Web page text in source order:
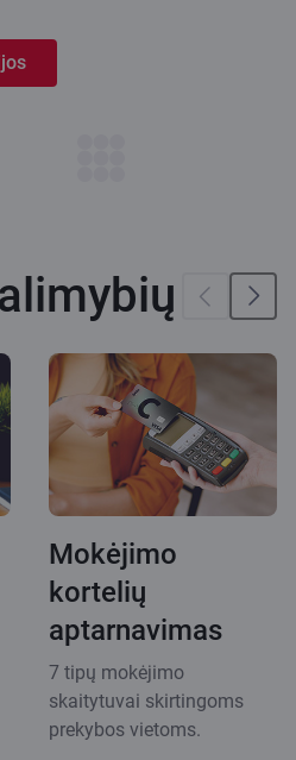
Mokėjimo
kortelių
aptarnavimas
7 tipų mokėjimo
skaitytuvai skirtingoms
prekybos vietoms.